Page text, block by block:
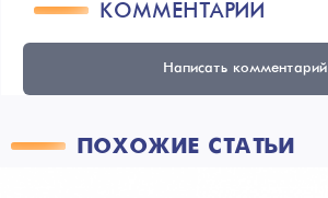
КОММЕНТАРИИ
Написать комментарий
ПОХОЖИЕ СТАТЬИ